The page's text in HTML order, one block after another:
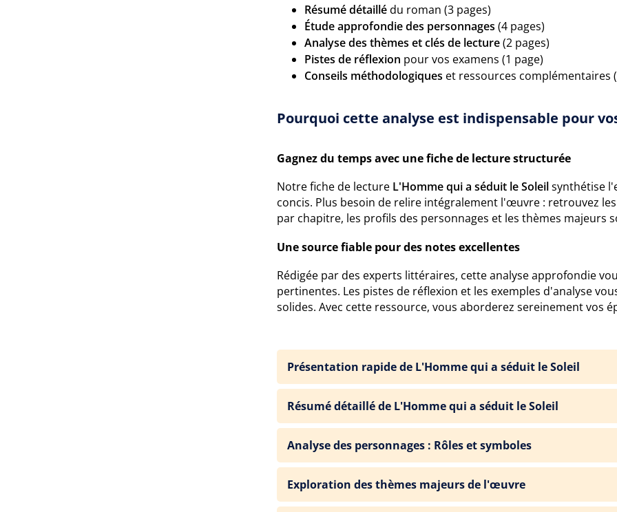
Résumé détaillédu roman (3 pages)
Étude approfondie des personnages (4 pages)
Analyse des thèmes et clés de lecture(2 pages)
Pistes de réflexion pour vos examens (1 page)
Conseils méthodologiques et ressources complémentaires
Pourquoi cette analyse est indispensable pour
Gagnez du temps avec une fiche de lecture structurée
Notre fiche de lecture L'Homme qui a séduit le Soleilsynthétise
concis. Plus besoin de relire intégralement l'œuvre : retrouvez
par chapitre, les profils des personnages et les thèmes majeurs
Une source fiable pour des notes excellentes
Rédigée par des experts littéraires, cette analyse approfondie
pertinentes. Les pistes de réflexion et les exemples d'analyse
solides. Avec cette ressource, vous aborderez sereinement vos
Présentation rapide de L'Homme qui a séduit le Soleil
Résumé détaillé de L'Homme qui a séduit le Soleil
Analyse des personnages : Rôles et symboles
Exploration des thèmes majeurs de l'œuvre